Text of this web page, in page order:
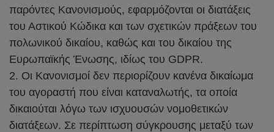
παρόντες Κανονισμούς, εφαρμόζονται οι διατάξεις
του Αστικού Κώδικα και των σχετικών πράξεων του
πολωνικού δικαίου, καθώς και του δικαίου της
Ευρωπαϊκής Ένωσης, ιδίως του GDPR.
2. Οι Κανονισμοί δεν περιορίζουν κανένα δικαίωμα
του αγοραστή που είναι καταναλωτής, τα οποία
δικαιούται λόγω των ισχυουσών νομοθετικών
διατάξεων. Σε περίπτωση σύγκρουσης μεταξύ των